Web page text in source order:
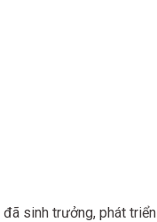
sinh trưởng, phát